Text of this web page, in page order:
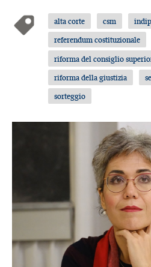
alta corte csm
referendum costituzionale
riforma del consiglio
riforma della giustizia
sorteggio